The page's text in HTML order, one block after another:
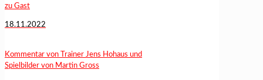
zu Gast
18.11.2022
Kommentar von Trainer Jens Hohaus und
Spielbilder von Martin Gross